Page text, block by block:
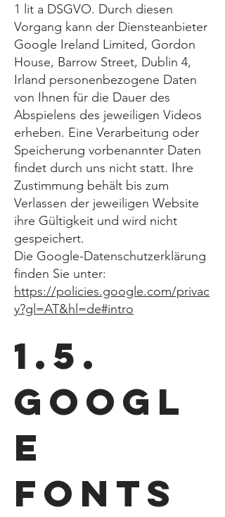
1 lit a DSGVO. Durch diesen
Vorgang kann der Diensteanbieter
Google Ireland Limited, Gordon
House, Barrow Street, Dublin 4,
Irland personenbezogene Daten
von Ihnen für die Dauer des
Abspielens des jeweiligen Videos
erheben. Eine Verarbeitung oder
Speicherung vorbenannter Daten
findet durch uns nicht statt. Ihre
Zustimmung behält bis zum
Verlassen der jeweiligen Website
ihre Gültigkeit und wird nicht
gespeichert.
Die Google-Datenschutzerklärung
finden Sie unter:
https://policies.google.com/privac
y?gl=AT&hl=de#intro
1.5.
Googl
e
Fonts